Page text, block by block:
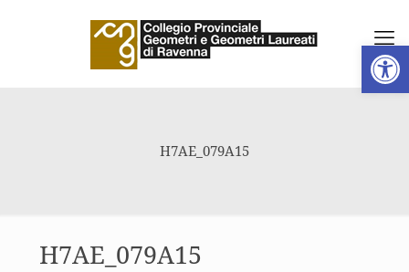
Apri
H7AE_079A15
H7AE_079A15